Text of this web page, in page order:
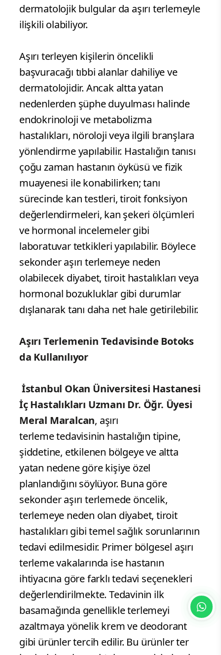
dermatolojik bulgular da aşırı terlemeyle
ilişkili olabiliyor.
Aşırı terleyen kişilerin öncelikli
başvuracağı tıbbi alanlar dahiliye ve
dermatolojidir. Ancak altta yatan
nedenlerden şüphe duyulması halinde
endokrinoloji ve metabolizma
hastalıkları, nöroloji veya ilgili branşlara
yönlendirme yapılabilir. Hastalığın tanısı
çoğu zaman hastanın öyküsü ve fizik
muayenesi ile konabilirken; tanı
sürecinde kan testleri, tiroit fonksiyon
değerlendirmeleri, kan şekeri ölçümleri
ve hormonal incelemeler gibi
laboratuvar tetkikleri yapılabilir. Böylece
sekonder aşırı terlemeye neden
olabilecek diyabet, tiroit hastalıkları veya
hormonal bozukluklar gibi durumlar
dışlanarak tanı daha net hale getirilebilir.
Aşırı Terlemenin Tedavisinde Botoks
da Kullanılıyor
İstanbul Okan Üniversitesi Hastanesi
İç Hastalıkları Uzmanı Dr. Öğr. Üyesi
Meral Maralcan, aşırı
terleme tedavisinin hastalığın tipine,
şiddetine, etkilenen bölgeye ve altta
yatan nedene göre kişiye özel
planlandığını söylüyor. Buna göre
sekonder aşırı terlemede öncelik,
terlemeye neden olan diyabet, tiroit
hastalıkları gibi temel sağlık sorunlarının
tedavi edilmesidir. Primer bölgesel aşırı
terleme vakalarında ise hastanın
ihtiyacına göre farklı tedavi seçenekleri
değerlendirilmekte. Tedavinin ilk
basamağında genellikle terlemeyi
azaltmaya yönelik krem ve deodorant
gibi ürünler tercih edilir. Bu ürünler ter